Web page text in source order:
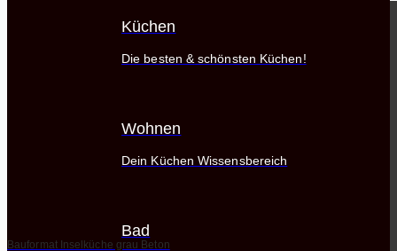
Küchen
Die besten & schönsten Küchen!
Wohnen
Dein Küchen Wissensbereich
Bad
Bauformat Inselküche grau Beton